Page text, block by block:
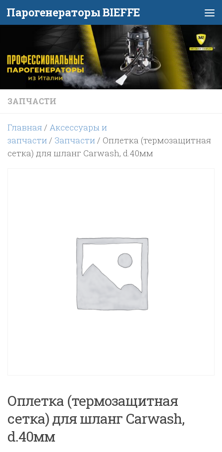
Перейти к содержимому
Парогенераторы BIEFFE
ЗАПЧАСТИ
Главная/ Аксессуары и
запчасти/ Запчасти/ Оплетка (термозащитная
сетка) для шланг Carwash, d.40мм
Оплетка (термозащитная
сетка) для шланг Carwash,
d.40мм